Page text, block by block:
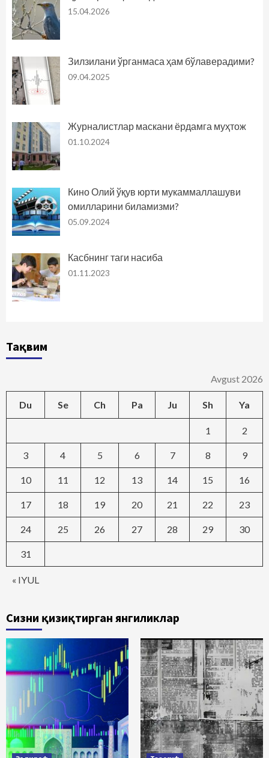
15.04.2026
Зилзилани ўрганмаса ҳам бўлаверадими?
09.04.2025
Журналистлар маскани ёрдамга муҳтож
01.10.2024
Кино Олий ўқув юрти мукаммаллашуви
омилларини биламизми?
05.09.2024
Касбнинг таги насиба
01.11.2023
Тақвим
Avgust 2026
Du Se Ch Pa Ju Sh Ya
« IYUL
1 2
3 4 5 6 7 8 9
10 11 12 13 14 15 16
17 18 19 20 21 22 23
24 25 26 27 28 29 30
31
Сизни қизиқтирган янгиликлар